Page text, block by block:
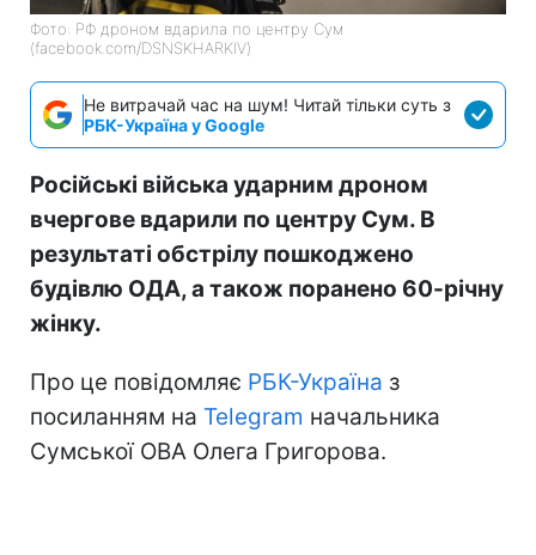
Фото: РФ дроном вдарила по центру Сум
(facebook.com/DSNSKHARKIV)
Не витрачай час на шум! Читай тільки суть з
РБК-Україна у Google
Російські війська ударним дроном
вчергове вдарили по центру Сум. В
результаті обстрілу пошкоджено
будівлю ОДА, а також поранено 60-річну
жінку.
Про це повідомляє РБК-Україна з
посиланням на Telegram начальника
Сумської ОВА Олега Григорова.